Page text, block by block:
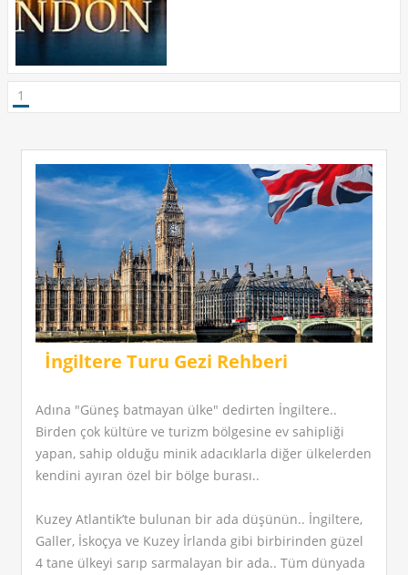
1
İngiltere Turu Gezi Rehberi
Adına "Güneş batmayan ülke" dedirten İngiltere..
Birden çok kültüre ve turizm bölgesine ev sahipliği
yapan, sahip olduğu minik adacıklarla diğer ülkelerden
kendini ayıran özel bir bölge burası..
Kuzey Atlantik’te bulunan bir ada düşünün.. İngiltere,
Galler, İskoçya ve Kuzey İrlanda gibi birbirinden güzel
4 tane ülkeyi sarıp sarmalayan bir ada.. Tüm dünyada